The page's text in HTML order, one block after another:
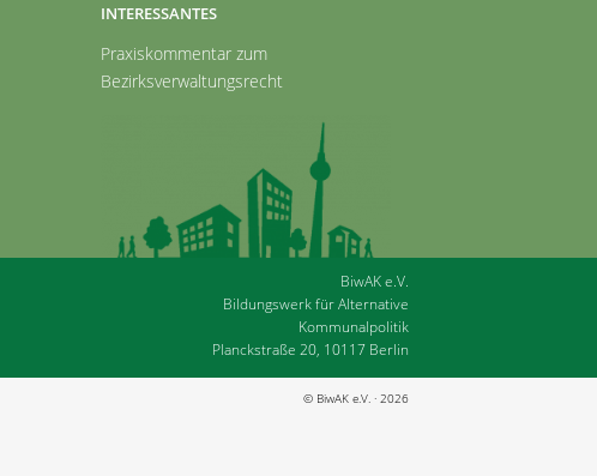
INTERESSANTES
Praxiskommentar zum
Bezirksverwaltungsrecht
BiwAK e.V.
Bildungswerk für Alternative
Kommunalpolitik
Planckstraße 20, 10117 Berlin
© BiwAK e.V. · 2026